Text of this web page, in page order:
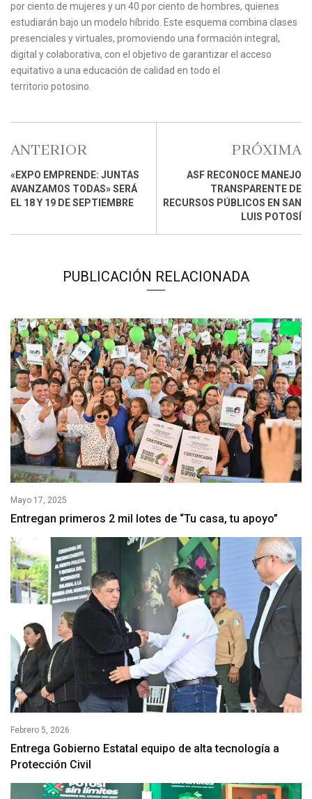
por ciento de mujeres y un 40 por ciento de hombres, quienes
estudiarán bajo un modelo híbrido. Este esquema combina clases
presenciales y virtuales, promoviendo una formación integral,
digital y colaborativa, con el objetivo de garantizar el acceso
equitativo a una educación de calidad en todo el
territorio potosino.
ANTERIOR
«EXPO EMPRENDE: JUNTAS
AVANZAMOS TODAS» SERÁ
EL 18 Y 19 DE SEPTIEMBRE
PRÓXIMA
ASF RECONOCE MANEJO
TRANSPARENTE DE
RECURSOS PÚBLICOS EN SAN
LUIS POTOSÍ
PUBLICACIÓN RELACIONADA
Mayo 17, 2025
Entregan primeros 2 mil lotes de “Tu casa, tu apoyo”
Febrero 5, 2026
Entrega Gobierno Estatal equipo de alta tecnología a
Protección Civil